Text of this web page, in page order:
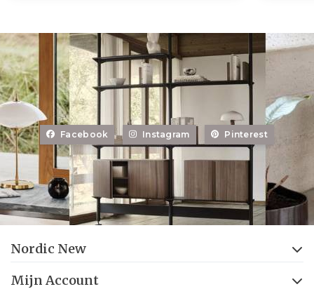
Facebook Instagram Pinterest
Nordic New
Mijn Account